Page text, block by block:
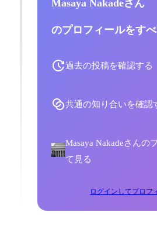
Masaya Nakadeさん
のプロフィールをす
過去の投稿を確認する
共通の知り合いを確認
Masaya Nakadeさんの
て見る
ログインしてプロフ